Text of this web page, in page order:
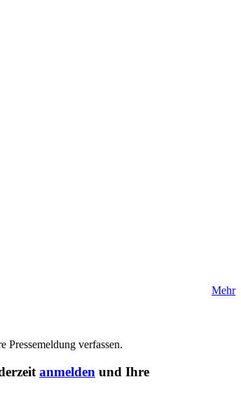
Mehr
Pressemeldung verfassen.
anmelden und Ihre